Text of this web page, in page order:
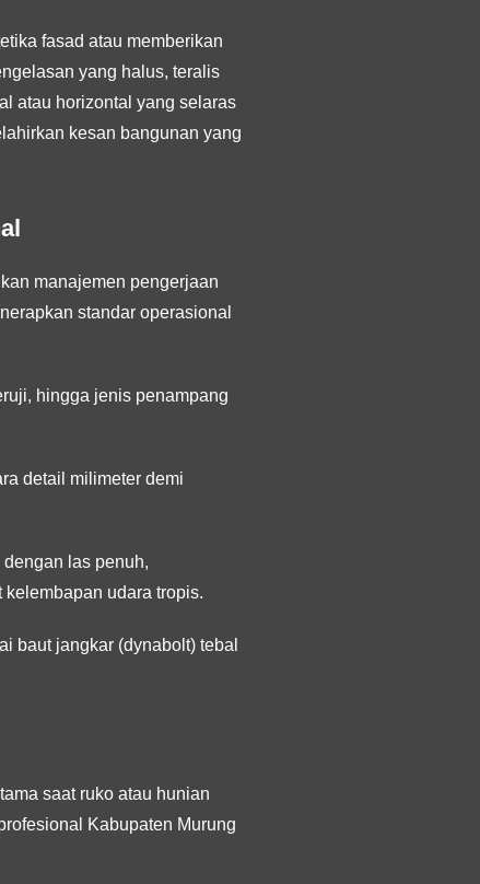
fasad atau memberikan
yang halus, teralis
atau horizontal yang selaras
kesan bangunan yang
manajemen pengerjaan
standar operasional
hingga jenis penampang
detail milimeter demi
las penuh,
udara tropis.
baut jangkar (dynabolt) tebal
saat ruko atau hunian
Kabupaten Murung